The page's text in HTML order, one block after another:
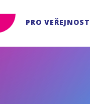
PRO VEŘEJNOST